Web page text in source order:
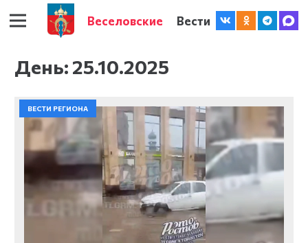
Веселовские Вести
День: 25.10.2025
ВЕСТИ РЕГИОНА